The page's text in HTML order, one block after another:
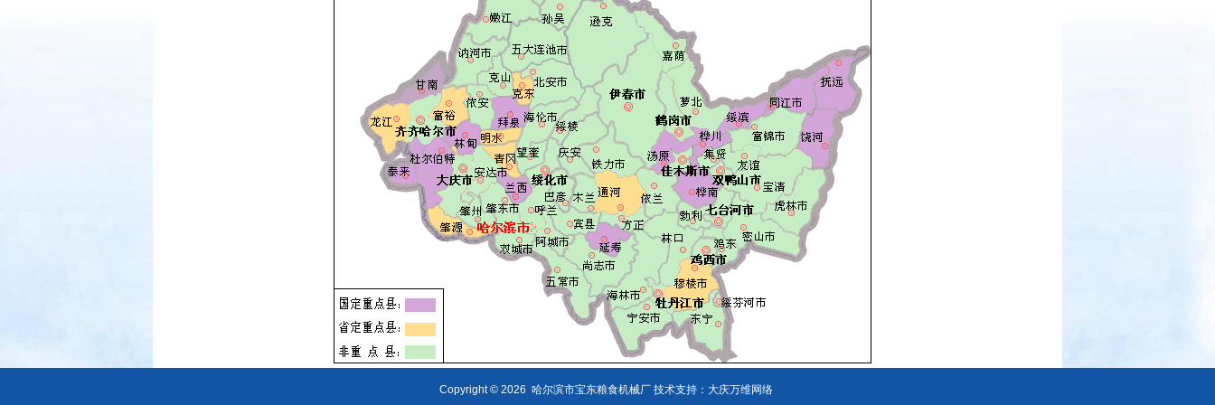
Copyright © 2026 哈尔滨市宝东粮食机械厂 技术支持： 大庆万维网络